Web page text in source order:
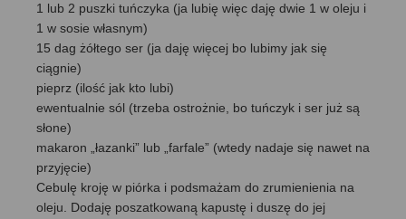
1 lub 2 puszki tuńczyka (ja lubię więc daję dwie 1 w oleju i
1 w sosie własnym)
15 dag żółtego ser (ja daję więcej bo lubimy jak się
ciągnie)
pieprz (ilość jak kto lubi)
ewentualnie sól (trzeba ostrożnie, bo tuńczyk i ser już są
słone)
makaron „łazanki” lub „farfale” (wtedy nadaje się nawet na
przyjęcie)
Cebulę kroję w piórka i podsmażam do zrumienienia na
oleju. Dodaję poszatkowaną kapustę i duszę do jej